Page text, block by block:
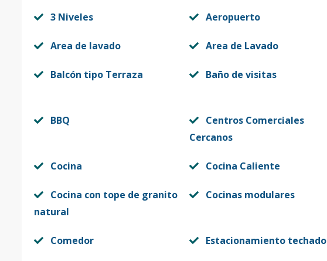
3 Niveles Aeropuerto
Area de lavado Area de Lavado
Balcón tipo Terraza Baño de visitas
BBQ
Centros Comerciales
Cercanos
Cocina Cocina Caliente
Cocina con tope de granito
natural
Cocinas modulares
Comedor Estacionamiento techado